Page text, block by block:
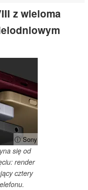
z wieloma
ⓘ Sony
się od
render
cztery